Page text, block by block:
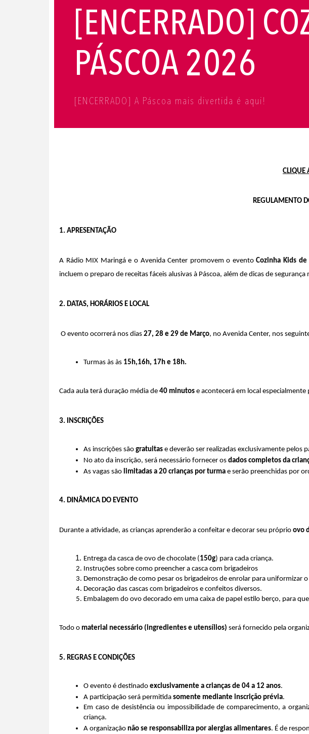
[ENCERRADO]
PÁSCOA 2026
[ENCERRADO] A Páscoa mais divertida é aqui!
CLIQUE
REGULAMENTO
1. APRESENTAÇÃO
A Rádio MIX Maringá e o Avenida Center promovem o evento Cozinha Kids de
incluem o preparo de receitas fáceis alusivas à Páscoa, além de dicas de
2. DATAS, HORÁRIOS E LOCAL
O evento ocorrerá nos dias 27, 28 e 29 de Março, no Avenida Center, nos
Turmas às às 15h,16h, 17h e 18h.
Cada aula terá duração média de 40 minutos e acontecerá em local
3. INSCRIÇÕES
As inscrições são gratuitas e deverão ser realizadas exclusivamente pelos
No ato da inscrição, será necessário fornecer os dados completos da
As vagas são limitadas a 20 crianças por turma e serão preenchidas por
4. DINÂMICA DO EVENTO
Durante a atividade, as crianças aprenderão a confeitar e decorar seu próprio ovo
Entrega da casca de ovo de chocolate (150g) para cada criança.
Instruções sobre como preencher a casca com brigadeiros
Demonstração de como pesar os brigadeiros de enrolar para uniformizar
Decoração das cascas com brigadeiros e confeitos diversos.
Embalagem do ovo decorado em uma caixa de papel estilo berço, para
Todo o material necessário (ingredientes e utensílios) será fornecido pela
5. REGRAS E CONDIÇÕES
O evento é destinado exclusivamente a crianças de 04 a 12 anos.
A participação será permitida somente mediante inscrição prévia.
Em caso de desistência ou impossibilidade de comparecimento, a
criança.
A organização não se responsabiliza por alergias alimentares. É de